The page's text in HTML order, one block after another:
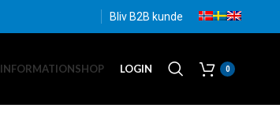
Bliv B2B kunde
INFORMATIONSHOP LOGIN 0